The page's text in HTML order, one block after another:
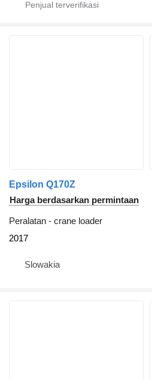
Epsilon Q170Z
Harga berdasarkan permintaan
Peralatan - crane loader
2017
Slowakia